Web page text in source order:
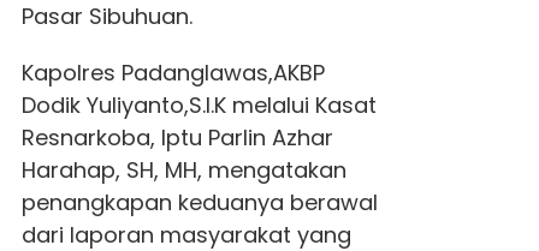
Pasar Sibuhuan.
Kapolres Padanglawas,AKBP
Dodik Yuliyanto,S.I.K melalui Kasat
Resnarkoba, Iptu Parlin Azhar
Harahap, SH, MH, mengatakan
penangkapan keduanya berawal
dari laporan masyarakat yang